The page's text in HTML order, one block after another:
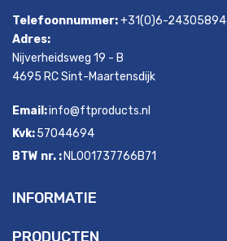
Telefoonnummer:+31(0)6-24305894
Adres:
Nijverheidsweg 19 - B
4695 RC Sint-Maartensdijk
Email:info@ftproducts.nl
Kvk:57044694
BTW nr. : NL001737766B71
INFORMATIE
PRODUCTEN